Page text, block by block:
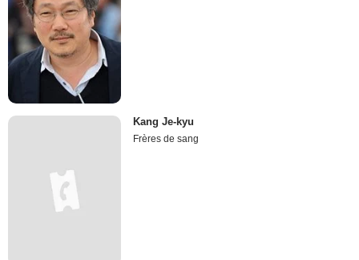
Kang Je-kyu
Frères de sang